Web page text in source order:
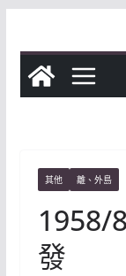
content
其他 離、外島
1958/
發